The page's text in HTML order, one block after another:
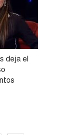
deja el